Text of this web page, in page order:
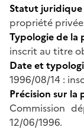
Statut
propriété privée
Typologie de
inscrit au titre
Date et
1996/08/14 :
Précision sur
Commission
12/06/1996.